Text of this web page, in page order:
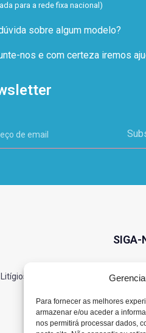
Para fornecer as melhores
armazenar e/ou aceder a
nos permitirá processar dados,
para a rede fixa nacional)
sobre algum modelo?
nos e com certeza iremos
SIGA-